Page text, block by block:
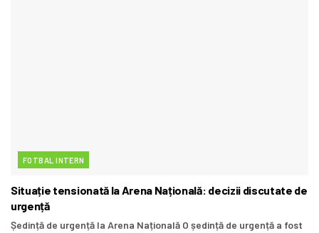
FOTBAL INTERN
Situație tensionată la Arena Națională: decizii discutate de
urgență
Ședință de urgență la Arena Națională O ședință de urgență a fost